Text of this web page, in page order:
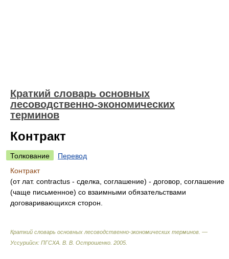
Краткий словарь основных
лесоводственно-экономических
терминов
Контракт
Толкование
Перевод
Контракт
(от лат. contractus - сделка, соглашение) - договор, соглашение
(чаще письменное) со взаимными обязательствами
договаривающихся сторон.
Краткий словарь основных лесоводственно-экономических терминов. —
Уссурийск: ПГСХА В. В. Острошенко 2005